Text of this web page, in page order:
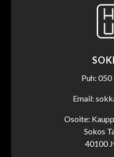
Puh:
Email:
Osoite:
Sokos
40100